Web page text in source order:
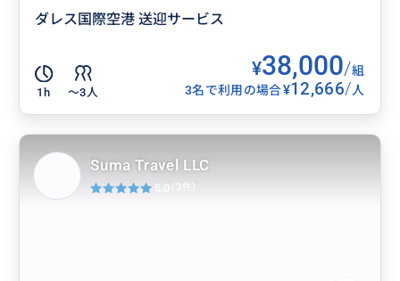
ダレス国際空港 送迎サービス
1h 〜3人
¥38,000/組
3名で利用の場合¥12,666/人
Suma Travel LLC
5.0 (3件)